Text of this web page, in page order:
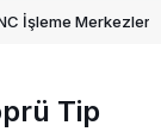
İşleme Merkezleri
Tip